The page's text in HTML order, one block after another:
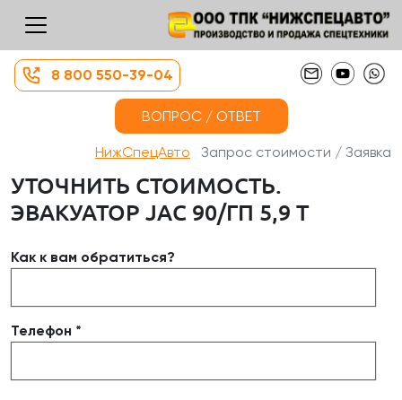
8 800 550-39-04
ВОПРОС / ОТВЕТ
НижСпецАвто Запрос стоимости / Заявка
УТОЧНИТЬ СТОИМОСТЬ.
ЭВАКУАТОР JAC 90/ГП 5,9 Т
Как к вам обратиться?
Телефон *